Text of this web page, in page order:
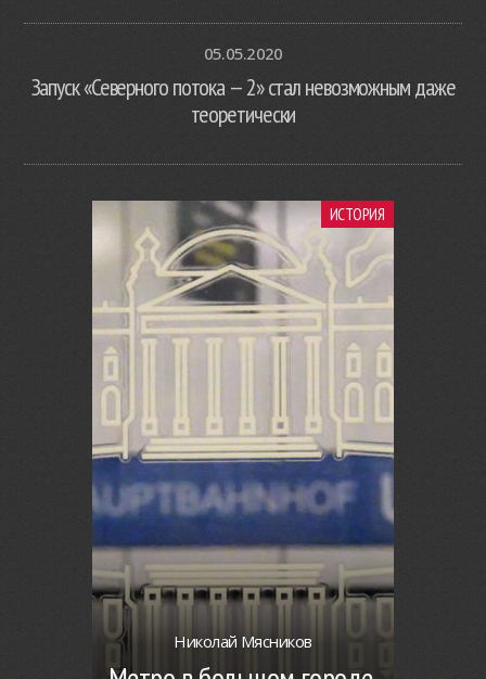
05.05.2020
Запуск «Северного потока — 2» стал невозможным даже
теоретически
ИСТОРИЯ
Николай Мясников